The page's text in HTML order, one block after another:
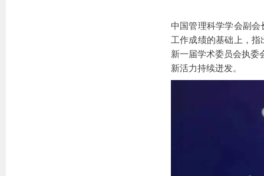
中国管理科学学会副
工作成绩的基础上，
新一届学术委员会执委
新活力持续迸发。